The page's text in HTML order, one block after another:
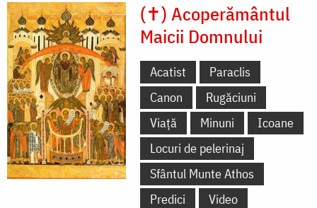
(✝) Acoperământul
Maicii Domnului
Acatist
Paraclis
Canon
Rugăciuni
Viață
Minuni
Icoane
Locuri de pelerinaj
Sfântul Munte Athos
Predici
Video